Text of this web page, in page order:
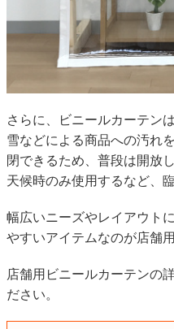
さらに、ビニールカーテン
雪などによる商品への汚れ
閉できるため、普段は開放
天候時のみ使用するなど、
幅広いニーズやレイアウト
やすいアイテムなのが店舗
店舗用ビニールカーテンの
ださい。